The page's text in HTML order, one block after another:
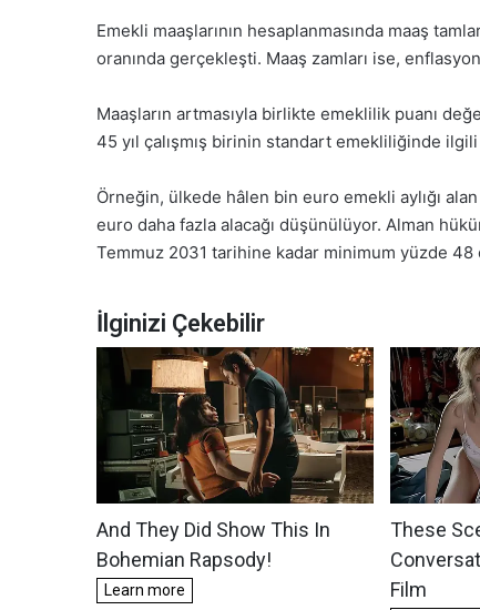
Emekli maaşlarının hesaplanmasında maaş
oranında gerçekleşti. Maaş zamları ise,
Maaşların artmasıyla birlikte emeklilik puanı
45 yıl çalışmış birinin standart emekliliğinde
Örneğin, ülkede hâlen bin euro emekli aylığı
euro daha fazla alacağı düşünülüyor. Alman
Temmuz 2031 tarihine kadar minimum yüzde 48